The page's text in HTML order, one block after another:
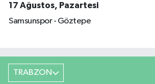
17 Ağustos, Pazartesi
Samsunspor - Göztepe
TRABZON